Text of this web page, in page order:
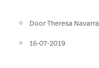
DoorTheresa Navarra
16-07-2019